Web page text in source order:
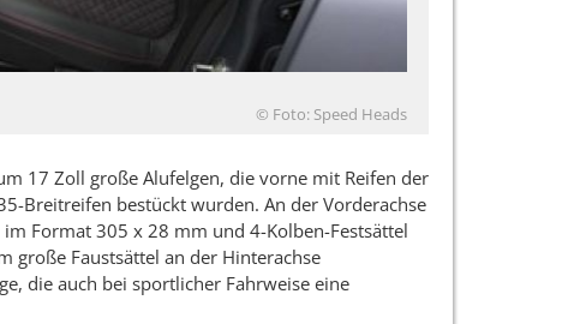
© Foto: Speed Heads
17 Zoll große Alufelgen, die vorne mit Reifen der
Breitreifen bestückt wurden. An der Vorderachse
Format 305 x 28 mm und 4-Kolben-Festsättel
große Faustsättel an der Hinterachse
die auch bei sportlicher Fahrweise eine